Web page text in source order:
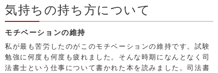
気持ちの持ち方について
モチベーションの維持
私が最も苦労したのがこのモチベーションの維持です。試験
勉強に何度も何度も疲れました。そんな時期になんとなく司
法書士という仕事について書かれた本を読みました。司法書